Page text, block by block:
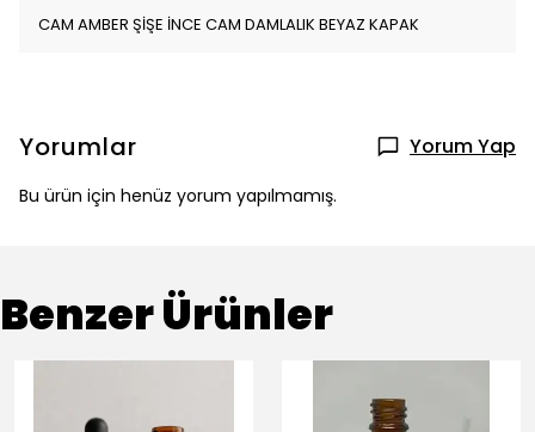
CAM AMBER ŞİŞE İNCE CAM DAMLALIK BEYAZ KAPAK
Yorumlar Yorum Yap
Bu ürün için henüz yorum yapılmamış.
Benzer Ürünler